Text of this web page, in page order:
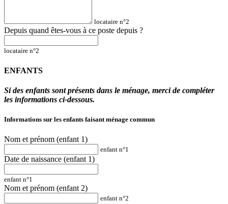
locataire n°2
Depuis quand êtes-vous à ce poste depuis ?
locataire n°2
ENFANTS
Si des enfants sont présents dans le ménage, merci de compléter
les informations ci-dessous.
Informations sur les enfants faisant ménage commun
Nom et prénom (enfant 1)
enfant n°1
Date de naissance (enfant 1)
enfant n°1
Nom et prénom (enfant 2)
enfant n°2